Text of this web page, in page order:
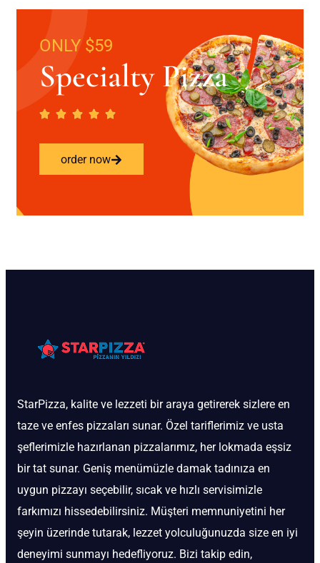
ONLY $59
Specialty Pizza
order now
StarPizza, kalite ve lezzeti bir araya getirerek sizlere en
taze ve enfes pizzaları sunar. Özel tariflerimiz ve usta
şeflerimizle hazırlanan pizzalarımız, her lokmada eşsiz
bir tat sunar. Geniş menümüzle damak tadınıza en
uygun pizzayı seçebilir, sıcak ve hızlı servisimizle
farkımızı hissedebilirsiniz. Müşteri memnuniyetini her
şeyin üzerinde tutarak, lezzet yolculuğunuzda size en iyi
deneyimi sunmayı hedefliyoruz. Bizi takip edin,